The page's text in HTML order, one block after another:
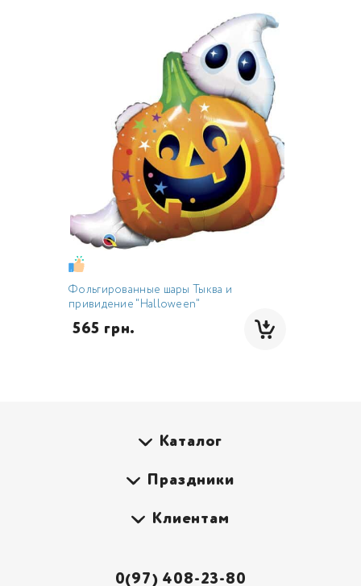
Фольгированные шары Тыква и
привидение "Halloween"
565 грн.
Каталог
Праздники
Клиентам
0(97) 408-23-80